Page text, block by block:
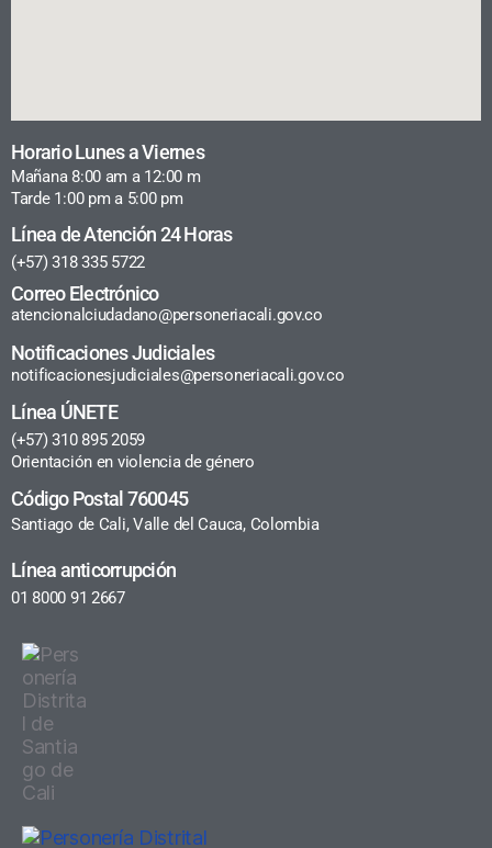
Horario Lunes a Viernes
Mañana 8:00 am a 12:00 m
Tarde 1:00 pm a 5:00 pm
Línea de Atención 24 Horas
(+57) 318 335 5722
Correo Electrónico
atencionalciudadano@personeriacali.gov.co
Notificaciones Judiciales
notificacionesjudiciales@personeriacali.gov.co
Línea ÚNETE
(+57) 310 895 2059
Orientación en violencia de género
Código Postal 760045
Santiago de Cali, Valle del Cauca, Colombia
Línea anticorrupción
01 8000 91 2667